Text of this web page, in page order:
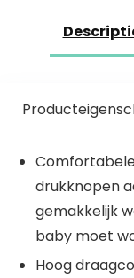
drukknopen
gemakkelijk
baby moet
Hoog